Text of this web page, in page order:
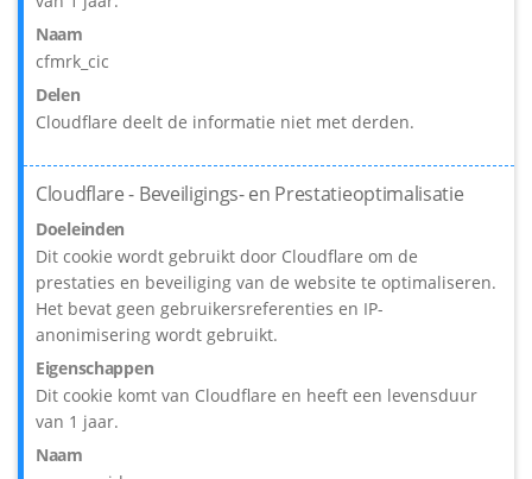
Naam
cfmrk_cic
Delen
Cloudflare deelt de informatie niet met derden.
Cloudflare - Beveiligings- en Prestatieoptimalisatie
Doeleinden
Dit cookie wordt gebruikt door Cloudflare om de
prestaties en beveiliging van de website te optimaliseren.
Het bevat geen gebruikersreferenties en IP-
anonimisering wordt gebruikt.
Eigenschappen
Dit cookie komt van Cloudflare en heeft een levensduur
van 1 jaar.
Naam